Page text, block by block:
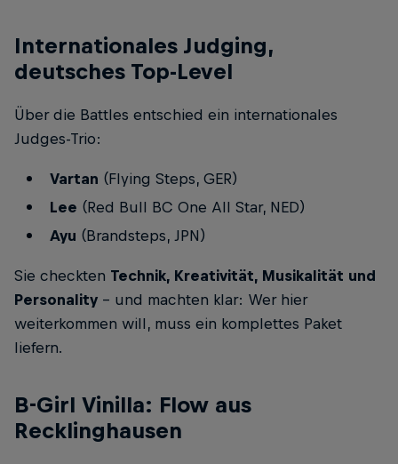
Internationales Judging,
deutsches Top-Level
Über die Battles entschied ein internationales
Judges-Trio:
Vartan (Flying Steps, GER)
Lee (Red Bull BC One All Star, NED)
Ayu (Brandsteps, JPN)
Sie checkten Technik, Kreativität, Musikalität und
Personality – und machten klar: Wer hier
weiterkommen will, muss ein komplettes Paket
liefern.
B-Girl Vinilla: Flow aus
Recklinghausen